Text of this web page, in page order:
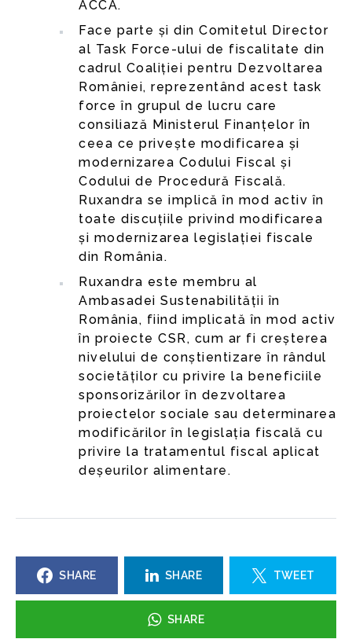
ACCA.
Face parte și din Comitetul Director
al Task Force-ului de fiscalitate din
cadrul Coaliției pentru Dezvoltarea
României, reprezentând acest task
force în grupul de lucru care
consiliază Ministerul Finanțelor în
ceea ce privește modificarea și
modernizarea Codului Fiscal și
Codului de Procedură Fiscală.
Ruxandra se implică în mod activ în
toate discuțiile privind modificarea
și modernizarea legislației fiscale
din România.
Ruxandra este membru al
Ambasadei Sustenabilității în
România, fiind implicată în mod activ
în proiecte CSR, cum ar fi creșterea
nivelului de conștientizare în rândul
societăților cu privire la beneficiile
sponsorizărilor în dezvoltarea
proiectelor sociale sau determinarea
modificărilor în legislația fiscală cu
privire la tratamentul fiscal aplicat
deșeurilor alimentare.
SHARE SHARE TWEET
SHARE